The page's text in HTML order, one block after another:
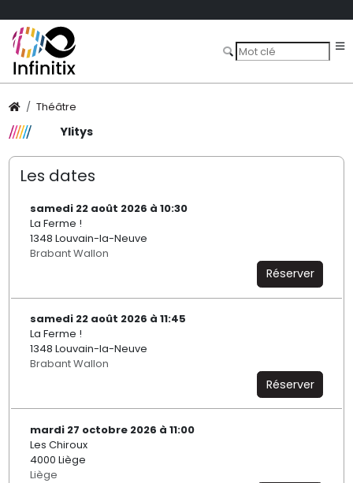
Théâtre
Ylitys
Les dates
samedi 22 août 2026 à 10:30
La Ferme !
1348 Louvain-la-Neuve
Brabant Wallon
Réserver
samedi 22 août 2026 à 11:45
La Ferme !
1348 Louvain-la-Neuve
Brabant Wallon
Réserver
mardi 27 octobre 2026 à 11:00
Les Chiroux
4000 Liège
Liège